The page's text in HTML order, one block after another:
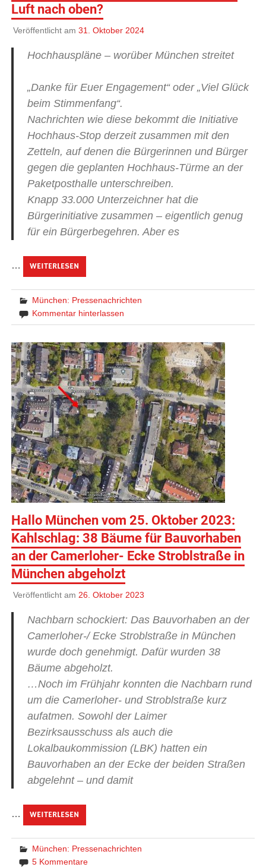
Luft nach oben?
Veröffentlicht am 31. Oktober 2024
Hochhauspläne – worüber München streitet
„Danke für Euer Engagement“ oder „Viel Glück
beim Stimmenfang“.
Nachrichten wie diese bekommt die Initiative
Hochhaus-Stop derzeit zusammen mit den
Zetteln, auf denen die Bürgerinnen und Bürger
gegen die geplanten Hochhaus-Türme an der
Paketposthalle unterschreiben.
Knapp 33.000 Unterzeichner hat die
Bürgerinitiative zusammen – eigentlich genug
für ein Bürgerbegehren. Aber es
… WEITERLESEN
München: Pressenachrichten
Kommentar hinterlassen
Hallo München vom 25. Oktober 2023:
Kahlschlag: 38 Bäume für Bauvorhaben
an der Camerloher- Ecke Stroblstraße in
München abgeholzt
Veröffentlicht am 26. Oktober 2023
Nachbarn schockiert: Das Bauvorhaben an der
Camerloher-/ Ecke Stroblstraße in München
wurde doch genehmigt. Dafür wurden 38
Bäume abgeholzt.
…Noch im Frühjahr konnten die Nachbarn rund
um die Camerloher- und Stroblstraße kurz
aufatmen. Sowohl der Laimer
Bezirksausschuss als auch die
Lokalbaukommission (LBK) hatten ein
Bauvorhaben an der Ecke der beiden Straßen
abgelehnt ‒ und damit
… WEITERLESEN
München: Pressenachrichten
5 Kommentare